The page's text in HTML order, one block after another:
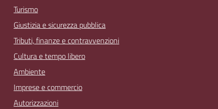
Turismo
Giustizia e sicurezza pubblica
Tributi, finanze e contravvenzioni
Cultura e tempo libero
Ambiente
Imprese e commercio
Autorizzazioni